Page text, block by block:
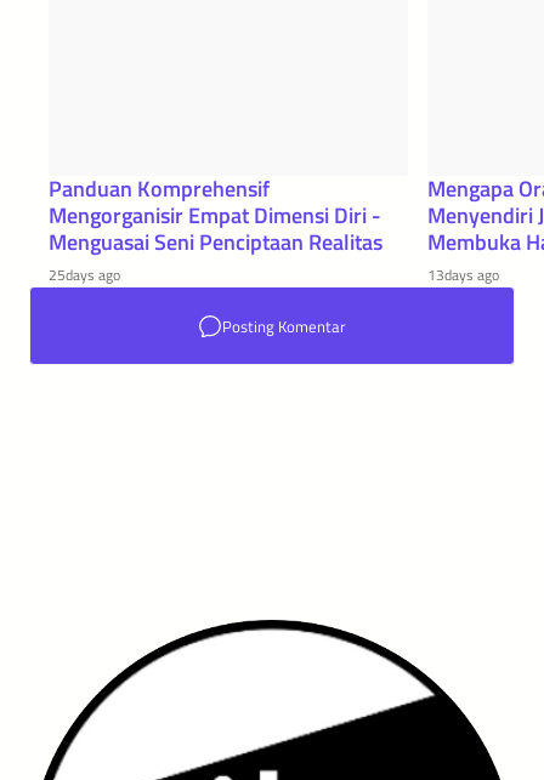
Panduan Komprehensif
Mengorganisir Empat Dimensi Diri -
Menguasai Seni Penciptaan Realitas
Mengapa
Menyendiri
Membuka